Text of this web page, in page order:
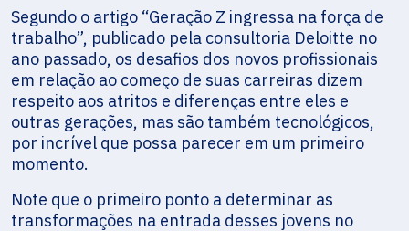
Segundo o artigo “Geração Z ingressa na força de
trabalho”, publicado pela consultoria Deloitte no
ano passado, os desafios dos novos profissionais
em relação ao começo de suas carreiras dizem
respeito aos atritos e diferenças entre eles e
outras gerações, mas são também tecnológicos,
por incrível que possa parecer em um primeiro
momento.
Note que o primeiro ponto a determinar as
transformações na entrada desses jovens no